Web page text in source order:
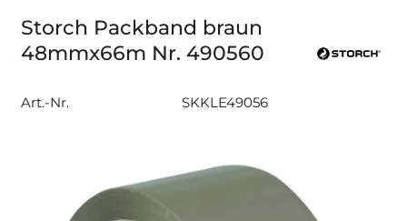
Storch Packband braun
48mmx66m Nr. 490560
Art.-Nr. SKKLE49056